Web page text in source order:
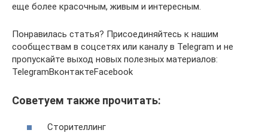
еще более красочным, живым и интересным.
Понравилась статья? Присоединяйтесь к нашим
сообществам в соцсетях или каналу в Telegram и не
пропускайте выход новых полезных материалов:
TelegramВконтактеFacebook
Советуем также прочитать:
Сторителлинг